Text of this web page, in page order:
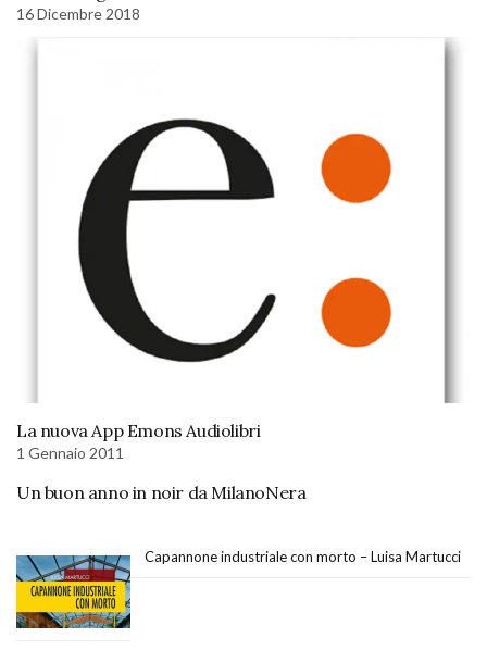
16 Dicembre 2018
La nuova App Emons Audiolibri
1 Gennaio 2011
Un buon anno in noir da MilanoNera
Capannone industriale con morto – Luisa Martucci